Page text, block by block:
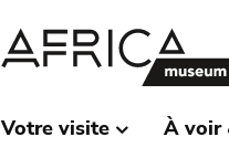
Votre visite À voir